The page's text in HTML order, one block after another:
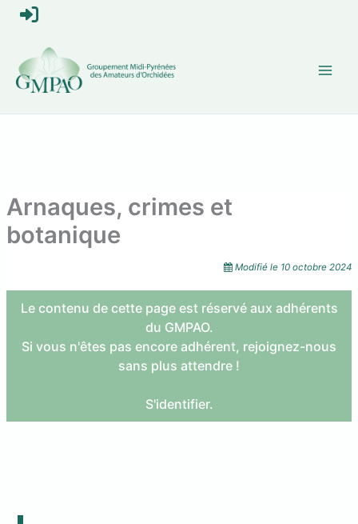
Aller
e
c
o
t
Arnaques, crimes et
botanique
Modifié le 10 octobre 2024
Le contenu de cette page est réservé aux adhérents
du GMPAO.
Si vous n'êtes pas encore adhérent, rejoignez-nous
sans plus attendre !
S'identifier.